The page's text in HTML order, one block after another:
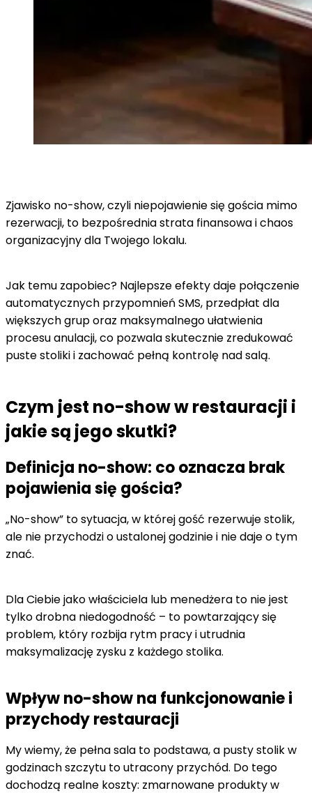
Zjawisko no-show, czyli niepojawienie się gościa mimo
rezerwacji, to bezpośrednia strata finansowa i chaos
organizacyjny dla Twojego lokalu.
Jak temu zapobiec? Najlepsze efekty daje połączenie
automatycznych przypomnień SMS, przedpłat dla
większych grup oraz maksymalnego ułatwienia
procesu anulacji, co pozwala skutecznie zredukować
puste stoliki i zachować pełną kontrolę nad salą.
Czym jest no-show w restauracji i
jakie są jego skutki?
Definicja no-show: co oznacza brak
pojawienia się gościa?
„No-show” to sytuacja, w której gość rezerwuje stolik,
ale nie przychodzi o ustalonej godzinie i nie daje o tym
znać.
Dla Ciebie jako właściciela lub menedżera to nie jest
tylko drobna niedogodność – to powtarzający się
problem, który rozbija rytm pracy i utrudnia
maksymalizację zysku z każdego stolika.
Wpływ no-show na funkcjonowanie i
przychody restauracji
My wiemy, że pełna sala to podstawa, a pusty stolik w
godzinach szczytu to utracony przychód. Do tego
dochodzą realne koszty: zmarnowane produkty w